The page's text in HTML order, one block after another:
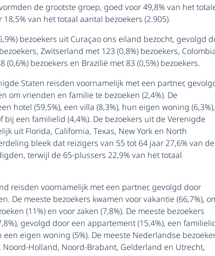
de grootste groep, goed voor 49,8% van het
van het totaal aantal bezoekers (2.905).
bezoekers uit Curaçao ons eiland bezocht, gevolgd
Zwitserland met 123 (0,8%) bezoekers,
bezoekers en Brazilië met 83 (0,5%) bezoekers.
Staten reisden voornamelijk met een partner,
om vrienden en familie te bezoeken (2,4%). De
hotel (59,5%), een villa (8,3%), hun eigen woning (6,3%),
bij een familielid (4,4%). De bezoekers uit de Verenigde
uit Florida, California, Texas, New York en North
bleek dat reizigers van 55 tot 64 jaar 27,6% van de
terwijl de 65-plussers 22,9% van het totaal
reisden voornamelijk met een partner, gevolgd door
De meeste bezoekers kwamen voor vakantie (66,7%),
(11%) en voor zaken (7,8%). De meeste bezoekers
gevolgd door een appartement (15,4%), een
een eigen woning (5%). De meeste Nederlandse
Holland, Noord-Brabant, Gelderland en Utrecht,